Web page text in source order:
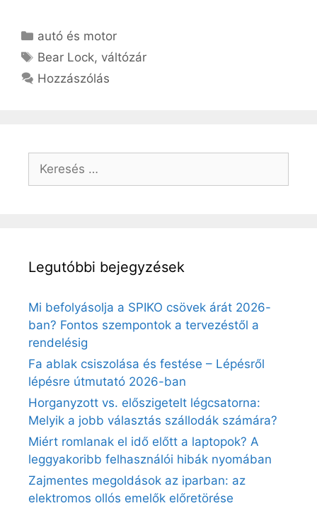
Kategória
autó és motor
Címkék
Bear Lock, váltózár
Hozzászólás
Keresés:
Legutóbbi bejegyzések
Mi befolyásolja a SPIKO csövek árát 2026-
ban? Fontos szempontok a tervezéstől a
rendelésig
Fa ablak csiszolása és festése – Lépésről
lépésre útmutató 2026-ban
Horganyzott vs. előszigetelt légcsatorna:
Melyik a jobb választás szállodák számára?
Miért romlanak el idő előtt a laptopok? A
leggyakoribb felhasználói hibák nyomában
Zajmentes megoldások az iparban: az
elektromos ollós emelők előretörése